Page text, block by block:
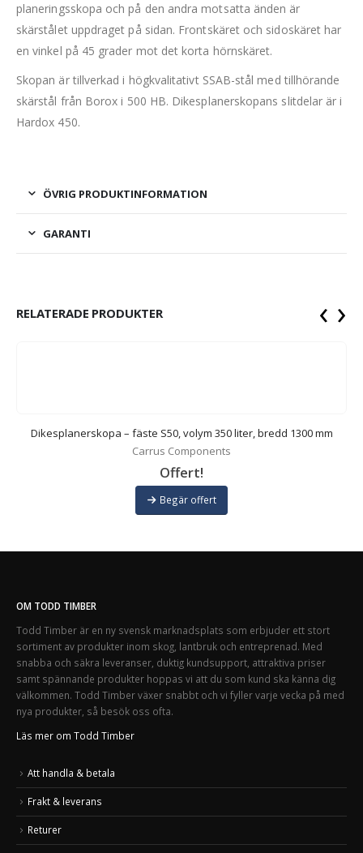
planeringsskopa och på den andra motsatta änden är
skärstålet uppdraget på sidan. Frontskäret och sidoskäret har
en vinkel på 45 grader mot det korta hörnskäret.
Skopan är tillverkad i högkvalitativt SSAB-stål med tillhörande
skärstål från Borox i 500 HB. Dikesplanerskopans slitdelar är i
Hardox 450.
ÖVRIG PRODUKTINFORMATION
GARANTI
RELATERADE PRODUKTER
Dikesplanerskopa – fäste S50, volym 350 liter, bredd 1300 mm
Carrus Components
Offert!
Begär offert
‹ ›
OM TODD TIMBER
Todd Timber är en ny svensk marknadsplats som erbjuder ett stort
sortiment av produkter inom skog, lantbruk och entreprenad. Med
snabba och säkra leveranser, duktig kundsupport, attraktiva priser
samt spännande produkter hoppas vi att du som kund ska känna dig
välkommen. Todd Timber växer snabbt och vi fyller varje vecka på med
nya produkter, så besök oss ofta.
Läs mer om Todd Timber
Att handla & betala
Frakt & leverans
Returer